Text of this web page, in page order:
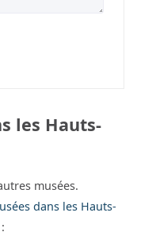
les Hauts-
musées.
dans les Hauts-